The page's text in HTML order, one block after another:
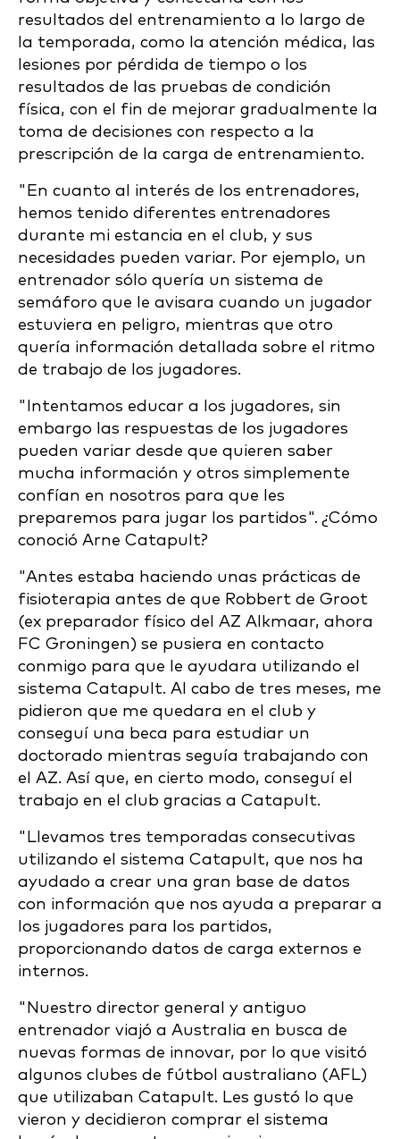
resultados del entrenamiento a lo largo de
la temporada, como la atención médica, las
lesiones por pérdida de tiempo o los
resultados de las pruebas de condición
física, con el fin de mejorar gradualmente la
toma de decisiones con respecto a la
prescripción de la carga de entrenamiento.
"En cuanto al interés de los entrenadores,
hemos tenido diferentes entrenadores
durante mi estancia en el club, y sus
necesidades pueden variar. Por ejemplo, un
entrenador sólo quería un sistema de
semáforo que le avisara cuando un jugador
estuviera en peligro, mientras que otro
quería información detallada sobre el ritmo
de trabajo de los jugadores.
"Intentamos educar a los jugadores, sin
embargo las respuestas de los jugadores
pueden variar desde que quieren saber
mucha información y otros simplemente
confían en nosotros para que les
preparemos para jugar los partidos". ¿Cómo
conoció Arne Catapult?
"Antes estaba haciendo unas prácticas de
fisioterapia antes de que Robbert de Groot
(ex preparador físico del AZ Alkmaar, ahora
FC Groningen) se pusiera en contacto
conmigo para que le ayudara utilizando el
sistema Catapult. Al cabo de tres meses, me
pidieron que me quedara en el club y
conseguí una beca para estudiar un
doctorado mientras seguía trabajando con
el AZ. Así que, en cierto modo, conseguí el
trabajo en el club gracias a Catapult.
"Llevamos tres temporadas consecutivas
utilizando el sistema Catapult, que nos ha
ayudado a crear una gran base de datos
con información que nos ayuda a preparar a
los jugadores para los partidos,
proporcionando datos de carga externos e
internos.
"Nuestro director general y antiguo
entrenador viajó a Australia en busca de
nuevas formas de innovar, por lo que visitó
algunos clubes de fútbol australiano (AFL)
que utilizaban Catapult. Les gustó lo que
vieron y decidieron comprar el sistema